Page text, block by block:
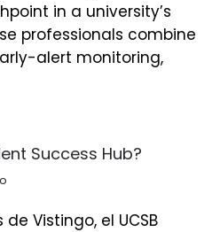
in a university’s
professionals combine
alert monitoring,
Success Hub?
Vistingo, el UCSB